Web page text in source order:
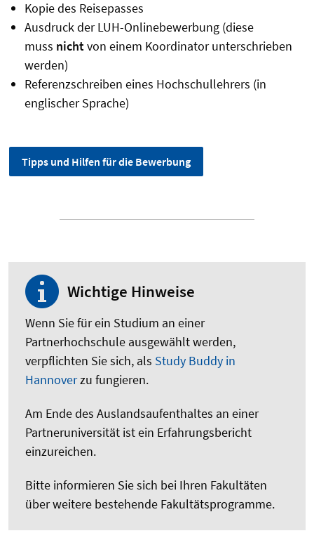
Kopie des Reisepasses
Ausdruck der LUH-Onlinebewerbung (diese
muss nichtvon einem Koordinator unterschrieben
werden)
Referenzschreiben eines Hochschullehrers (in
englischer Sprache)
Tipps und Hilfen für die Bewerbung
Wichtige Hinweise
Wenn Sie für ein Studium an einer
Partnerhochschule ausgewählt werden,
verpflichten Sie sich, als Study Buddy in
Hannoverzu fungieren.
Am Ende des Auslandsaufenthaltes an einer
Partneruniversität ist ein Erfahrungsbericht
einzureichen.
Bitte informieren Sie sich bei Ihren Fakultäten
über weitere bestehende Fakultätsprogramme.